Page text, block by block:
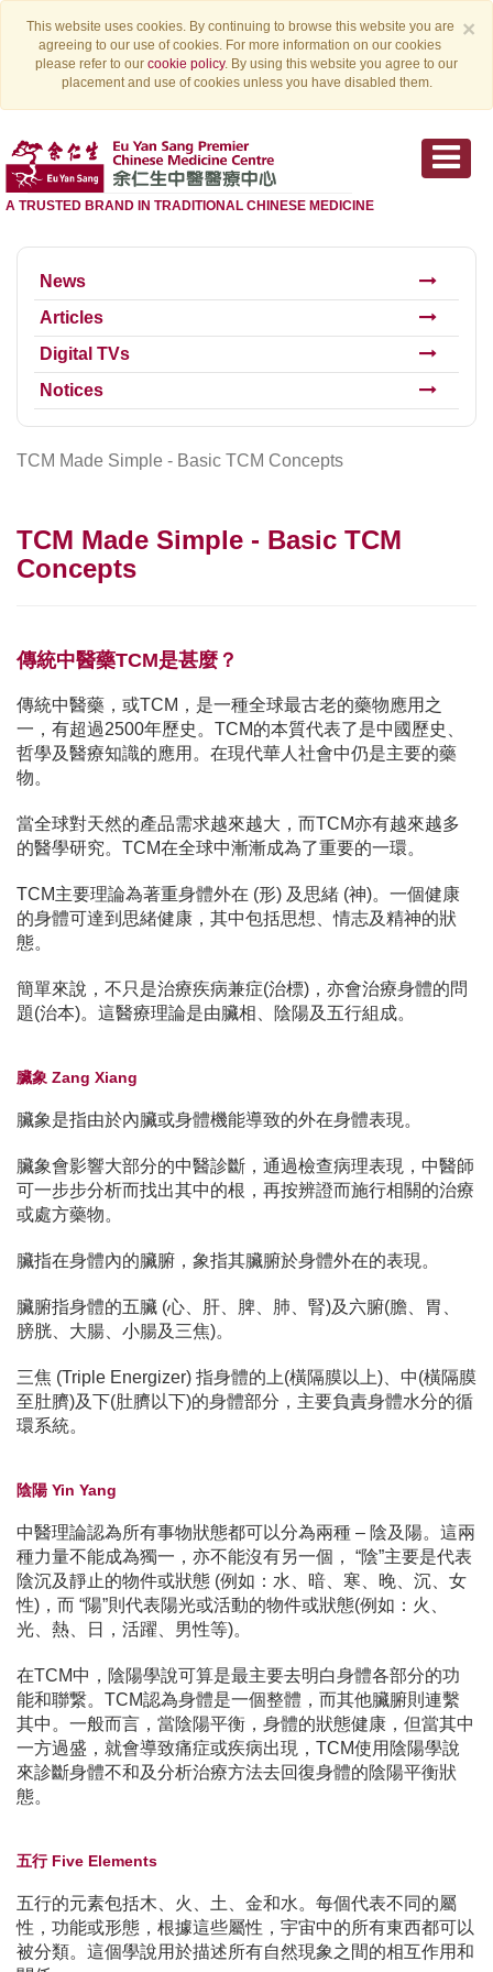
×
This website uses cookies. By continuing to browse this website you are
agreeing to our use of cookies. For more information on our cookies
please refer to our cookie policy. By using this website you agree to our
placement and use of cookies unless you have disabled them.
A TRUSTED BRAND IN TRADITIONAL CHINESE MEDICINE
News
Articles
Digital TVs
Notices
TCM Made Simple - Basic TCM Concepts
TCM Made Simple - Basic TCM
Concepts
傳統中醫藥TCM是甚麼？
傳統中醫藥，或TCM，是一種全球最古老的藥物應用之
一，有超過2500年歷史。TCM的本質代表了是中國歷史、
哲學及醫療知識的應用。在現代華人社會中仍是主要的藥
物。
當全球對天然的產品需求越來越大，而TCM亦有越來越多
的醫學研究。TCM在全球中漸漸成為了重要的一環。
TCM主要理論為著重身體外在 (形) 及思緒 (神)。一個健康
的身體可達到思緒健康，其中包括思想、情志及精神的狀
態。
簡單來說，不只是治療疾病兼症(治標)，亦會治療身體的問
題(治本)。這醫療理論是由臟相、陰陽及五行組成。
臟象 Zang Xiang
臟象是指由於內臟或身體機能導致的外在身體表現。
臟象會影響大部分的中醫診斷，通過檢查病理表現，中醫師
可一步步分析而找出其中的根，再按辨證而施行相關的治療
或處方藥物。
臟指在身體內的臟腑，象指其臟腑於身體外在的表現。
臟腑指身體的五臟 (心、肝、脾、肺、腎)及六腑(膽、胃、
膀胱、大腸、小腸及三焦)。
三焦 (Triple Energizer) 指身體的上(橫隔膜以上)、中(橫隔膜
至肚臍)及下(肚臍以下)的身體部分，主要負責身體水分的循
環系統。
陰陽 Yin Yang
中醫理論認為所有事物狀態都可以分為兩種 – 陰及陽。這兩
種力量不能成為獨一，亦不能沒有另一個， “陰”主要是代表
陰沉及靜止的物件或狀態 (例如：水、暗、寒、晚、沉、女
性)，而 “陽”則代表陽光或活動的物件或狀態(例如：火、
光、熱、日，活躍、男性等)。
在TCM中，陰陽學說可算是最主要去明白身體各部分的功
能和聯繋。TCM認為身體是一個整體，而其他臟腑則連繫
其中。一般而言，當陰陽平衡，身體的狀態健康，但當其中
一方過盛，就會導致痛症或疾病出現，TCM使用陰陽學說
來診斷身體不和及分析治療方法去回復身體的陰陽平衡狀
態。
五行 Five Elements
五行的元素包括木、火、土、金和水。每個代表不同的屬
性，功能或形態，根據這些屬性，宇宙中的所有東西都可以
被分類。這個學說用於描述所有自然現象之間的相互作用和